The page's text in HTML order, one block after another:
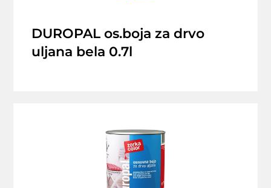
DUROPAL os.boja za drvo
uljana bela 0.7l